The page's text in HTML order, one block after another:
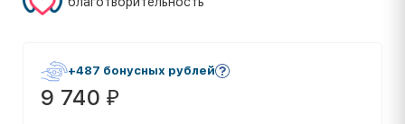
+487 бонусных рублей
9 740 ₽